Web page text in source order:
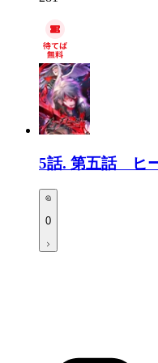
5話. 第五話 ヒ
0